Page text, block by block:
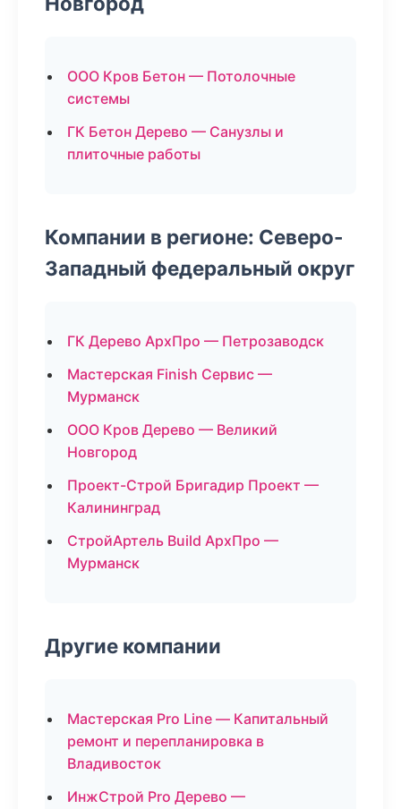
ООО Кров Бетон — Потолочные
системы
ГК Бетон Дерево — Санузлы и
плиточные работы
Компании в регионе: Северо-
Западный федеральный округ
ГК Дерево АрхПро — Петрозаводск
Мастерская Finish Сервис —
Мурманск
ООО Кров Дерево — Великий
Новгород
Проект-Строй Бригадир Проект —
Калининград
СтройАртель Build АрхПро —
Мурманск
Другие компании
Мастерская Pro Line — Капитальный
ремонт и перепланировка в
Владивосток
ИнжСтрой Pro Дерево —